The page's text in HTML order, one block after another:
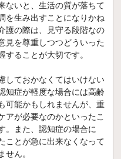
ないと、生活の質が落ちて
を生み出すことになりかね
護の際は、見守る段階なの
見を尊重しつつどういった
ることが大切です。
しておかなくてはいけない
知症が軽度な場合には高齢
可能かもしれませんが、重
アが必要なのかといったこ
。また、認知症の場合に
ことが急に出来なくなって
せん。